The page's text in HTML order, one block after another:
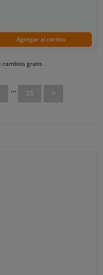
Agregar al carrito
cambios gratis
... 15 >